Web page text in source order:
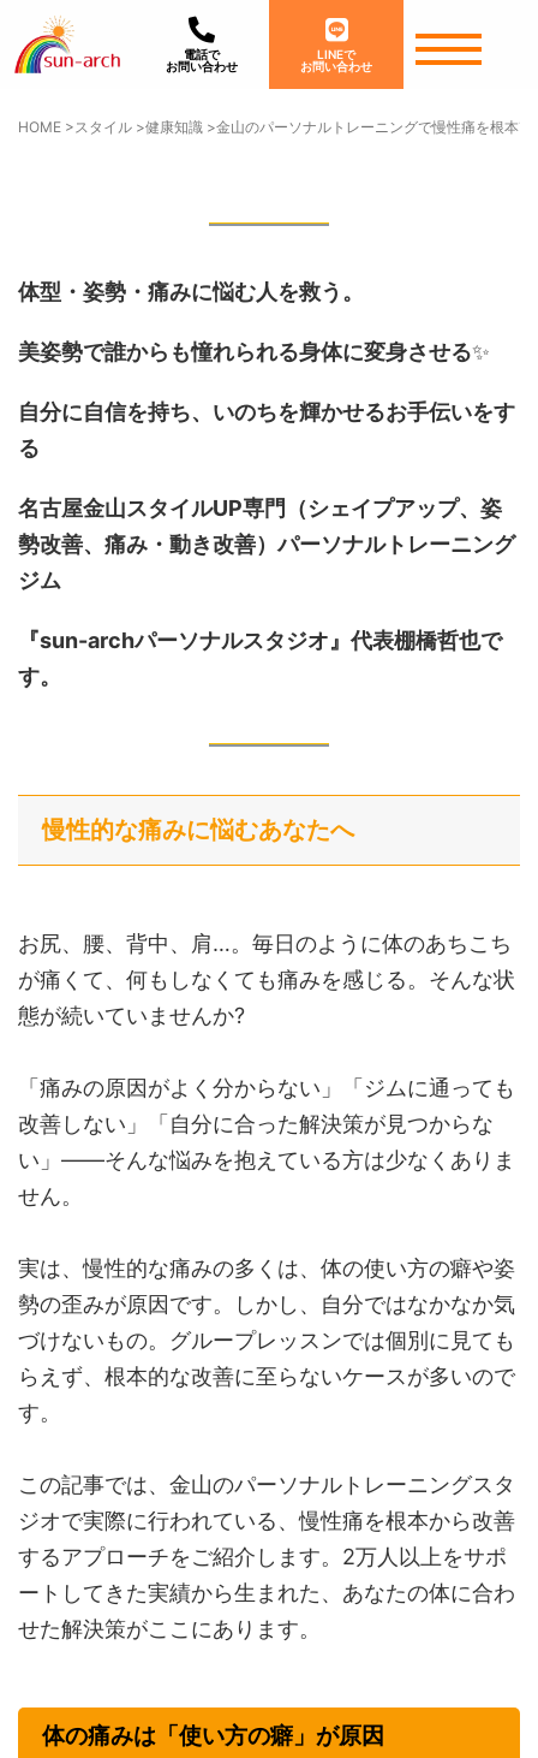
電話で
お問い合わせ
LINEで
お問い合わせ
HOME > スタイル >健康知識 >金山のパーソナルトレーニングで慢性痛を根本
体型・姿勢・痛みに悩む人を救う。
美姿勢で誰からも憧れられる身体に変身させる✨
自分に自信を持ち、いのちを輝かせるお手伝いをす
る
名古屋金山スタイルUP専門
（シェイプアップ、姿
勢改善、痛み・動き改善）パーソナルトレーニング
ジム
『sun-archパーソナルスタジオ』代表棚橋哲也で
す。
慢性的な痛みに悩むあなたへ
お尻、腰、背中、肩…。毎日のように体のあちこち
が痛くて、何もしなくても痛みを感じる。そんな状
態が続いていませんか?
「痛みの原因がよく分からない」「ジムに通っても
改善しない」「自分に合った解決策が見つからな
い」——そんな悩みを抱えている方は少なくありま
せん。
実は、慢性的な痛みの多くは、体の使い方の癖や姿
勢の歪みが原因です。しかし、自分ではなかなか気
づけないもの。グループレッスンでは個別に見ても
らえず、根本的な改善に至らないケースが多いので
す。
この記事では、金山のパーソナルトレーニングスタ
ジオで実際に行われている、慢性痛を根本から改善
するアプローチをご紹介します。2万人以上をサポ
ートしてきた実績から生まれた、あなたの体に合わ
せた解決策がここにあります。
体の痛みは「使い方の癖」が原因